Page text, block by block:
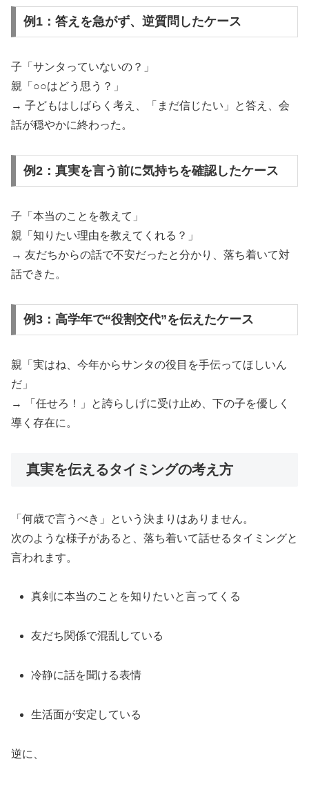
例1：答えを急がず、逆質問したケース
子「サンタっていないの？」
親「○○はどう思う？」
→ 子どもはしばらく考え、「まだ信じたい」と答え、会
話が穏やかに終わった。
例2：真実を言う前に気持ちを確認したケース
子「本当のことを教えて」
親「知りたい理由を教えてくれる？」
→ 友だちからの話で不安だったと分かり、落ち着いて対
話できた。
例3：高学年で“役割交代”を伝えたケース
親「実はね、今年からサンタの役目を手伝ってほしいん
だ」
→ 「任せろ！」と誇らしげに受け止め、下の子を優しく
導く存在に。
真実を伝えるタイミングの考え方
「何歳で言うべき」という決まりはありません。
次のような様子があると、落ち着いて話せるタイミングと
言われます。
真剣に本当のことを知りたいと言ってくる
友だち関係で混乱している
冷静に話を聞ける表情
生活面が安定している
逆に、